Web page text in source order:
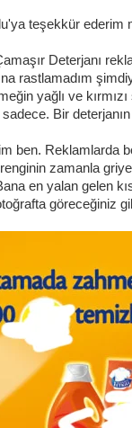
teşekkür ederim
Deterjanı
rastlamadım
yağlı ve
Bir
Reklamlarda
renginin zamanla
en yalan gelen
göreceğiniz